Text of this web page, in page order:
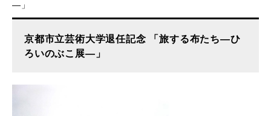
―」
京都市立芸術大学退任記念 「旅する布たち―ひ
ろいのぶこ展―」